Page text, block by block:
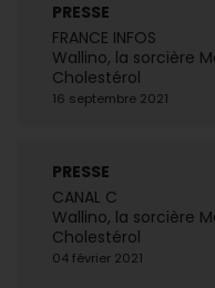
PRESSE
FRANCE INFOS
Wallino, la sorcière
Cholestérol
16 septembre 2021
PRESSE
CANAL C
Wallino, la sorcière
Cholestérol
04 février 2021